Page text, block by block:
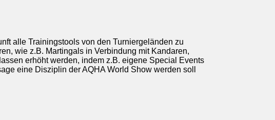
alle Trainingstools von den Turniergeländen zu
wie z.B. Martingals in Verbindung mit Kandaren,
erhöht werden, indem z.B. eigene Special Events
eine Disziplin der AQHA World Show werden soll